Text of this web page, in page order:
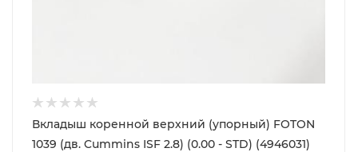
Вкладыш коренной верхний (упорный) FOTON
1039 (дв. Cummins ISF 2.8) (0.00 - STD) (4946031)